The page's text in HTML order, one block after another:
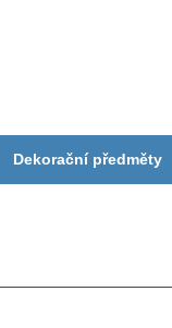
Dekorační předměty